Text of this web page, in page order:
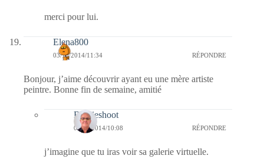
merci pour lui.
Elena800
03/10/2014/11:34 RÉPONDRE
Bonjour, j’aime découvrir ayant eu une mère artiste
peintre. Bonne fin de semaine, amitié
Bernieshoot
04/10/2014/10:08 RÉPONDRE
j’imagine que tu iras voir sa galerie virtuelle.